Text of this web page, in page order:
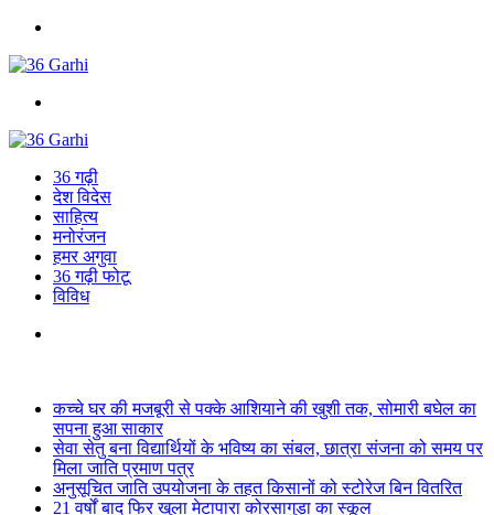
36 गढ़ी
देश विदेस
साहित्य
मनोरंजन
हमर अगुवा
36 गढ़ी फोटू
विविध
कच्चे घर की मजबूरी से पक्के आशियाने की खुशी तक, सोमारी बघेल का
सपना हुआ साकार
सेवा सेतु बना विद्यार्थियों के भविष्य का संबल, छात्रा संजना को समय पर
मिला जाति प्रमाण पत्र
अनुसूचित जाति उपयोजना के तहत किसानों को स्टोरेज बिन वितरित
21 वर्षों बाद फिर खुला मेटापारा कोरसागुड़ा का स्कूल